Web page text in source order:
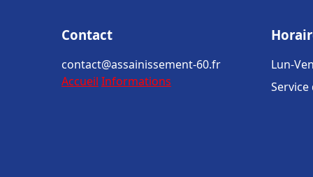
Contact
contact@assainissement-60.fr
Accueil Informations
Lun-